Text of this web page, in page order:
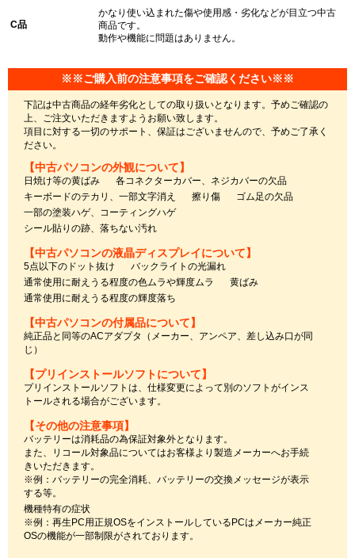
C品
かなり使い込まれた傷や使用感・劣化などが目立つ中古
商品です。
動作や機能に問題はありません。
※※ご購入前の注意事項をご確認ください※※
下記は中古商品の経年劣化としての取り扱いとなります。予めご確認の
上、ご注文いただきますようお願い致します。
項目に対する一切のサポート、保証はございませんので、予めご了承く
ださい。
【中古パソコンの外観について】
日焼け等の黄ばみ
各コネクターカバー、ネジカバーの欠品
キーボードのテカリ、一部文字消え
擦り傷
ゴム足の欠品
一部の塗装ハゲ、コーティングハゲ
シール貼りの跡、落ちない汚れ
【中古パソコンの液晶ディスプレイについて】
5点以下のドット抜け
バックライトの光漏れ
通常使用に耐えうる程度の色ムラや輝度ムラ
黄ばみ
通常使用に耐えうる程度の輝度落ち
【中古パソコンの付属品について】
純正品と同等のACアダプタ（メーカー、アンペア、差し込み口が同
じ）
【プリインストールソフトについて】
プリインストールソフトは、仕様変更によって別のソフトがインス
トールされる場合がございます。
【その他の注意事項】
バッテリーは消耗品の為保証対象外となります。
また、リコール対象品についてはお客様より製造メーカーへお手続
きいただきます。
※例：バッテリーの完全消耗、バッテリーの交換メッセージが表示
する等。
機種特有の症状
※例：再生PC用正規OSをインストールしているPCはメーカー純正
OSの機能が一部制限がされております。